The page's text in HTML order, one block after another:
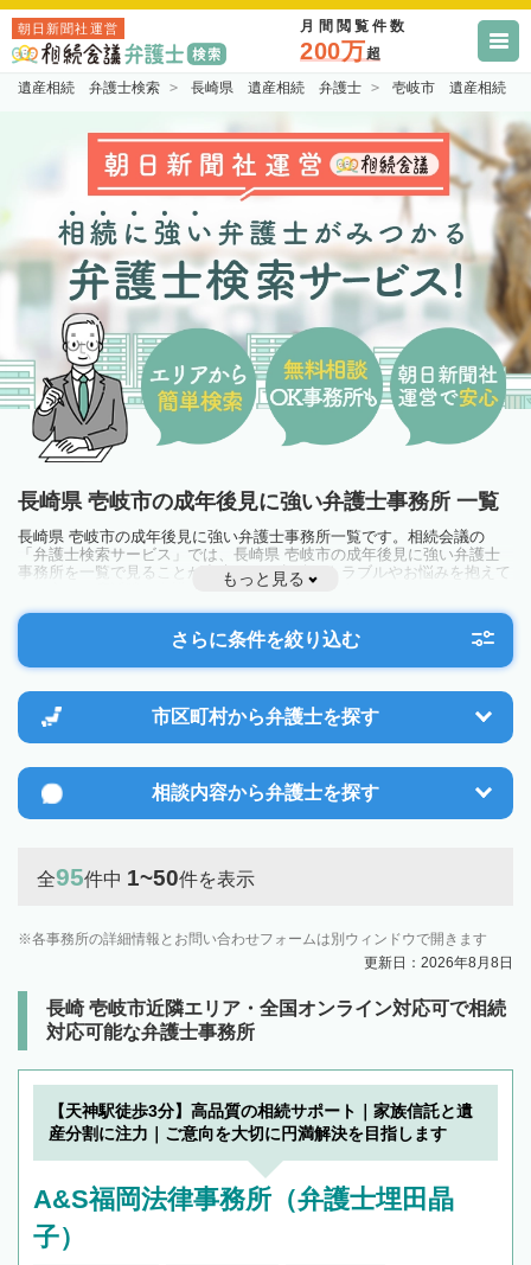
朝日新聞社運営 月間閲覧件数
200万超
遺産相続 弁護士検索 長崎県 遺産相続 弁護士 壱岐市 遺産相続
長崎県 壱岐市の成年後見に強い弁護士事務所 一覧
長崎県 壱岐市の成年後見に強い弁護士事務所一覧です。相続会議の
「弁護士検索サービス」では、長崎県 壱岐市の成年後見に強い弁護士
事務所を一覧で見ることが出来ます。相続のトラブルやお悩みを抱えて
いる方は一度近隣の弁護士に相談してみましょう。
もっと見る
さらに条件を絞り込む
市区町村から弁護士を探す
相談内容から弁護士を探す
全95件中 1~50件を表示
各事務所の詳細情報とお問い合わせフォームは別ウィンドウで開きます
更新日：2026年8月8日
長崎 壱岐市近隣エリア・全国オンライン対応可で相続
対応可能な弁護士事務所
【天神駅徒歩3分】高品質の相続サポート｜家族信託と遺
産分割に注力｜ご意向を大切に円満解決を目指します
A&S福岡法律事務所（弁護士埋田晶
子）